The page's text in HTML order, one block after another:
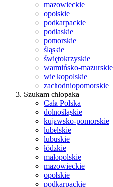
mazowieckie
opolskie
podkarpackie
podlaskie
pomorskie
śląskie
świętokrzyskie
warmińsko-mazurskie
wielkopolskie
zachodniopomorskie
Szukam chłopaka
Cała Polska
dolnośląskie
kujawsko-pomorskie
lubelskie
lubuskie
łódzkie
małopolskie
mazowieckie
opolskie
podkarpackie